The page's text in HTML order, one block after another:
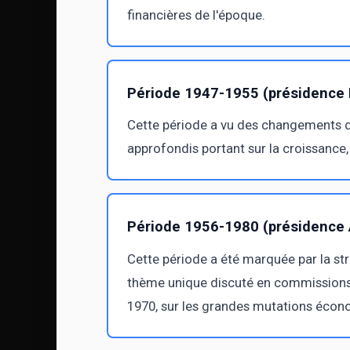
financières de l'époque.
Période 1947-1955 (présidence
Cette période a vu des
approfondis portant sur la
Période 1956-1980
Cette période a été marquée par la
thème unique discuté en
1970, sur les grandes mutations